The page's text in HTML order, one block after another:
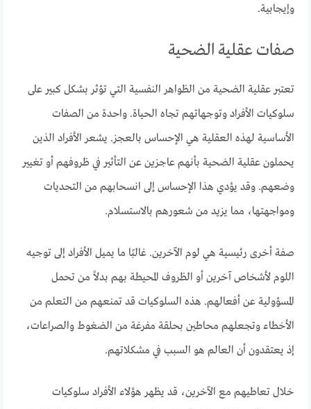
وإيجابية.
صفات عقلية الضحية
تعتبر عقلية الضحية من الظواهر النفسية التي تؤثر بشكل كبير على
سلوكيات الأفراد وتوجهاتهم تجاه الحياة. واحدة من الصفات
الأساسية لهذه العقلية هي الإحساس بالعجز. يشعر الأفراد الذين
يحملون عقلية الضحية بأنهم عاجزين عن التأثير في ظروفهم أو تغيير
وضعهم. وقد يؤدي هذا الإحساس إلى انسحابهم من التحديات
ومواجهتها، مما يزيد من شعورهم بالاستسلام.
صفة أخرى رئيسية هي لوم الآخرين. غالبًا ما يميل الأفراد إلى توجيه
اللوم لأشخاص آخرين أو الظروف المحيطة بهم بدلاً من تحمل
المسؤولية عن أفعالهم. هذه السلوكيات قد تمنعهم من التعلم من
الأخطاء وتجعلهم محاطين بحلقة مفرغة من الضغوط والصراعات،
إذ يعتقدون أن العالم هو السبب في مشكلاتهم.
خلال تعاطيهم مع الآخرين، قد يظهر هؤلاء الأفراد سلوكيات